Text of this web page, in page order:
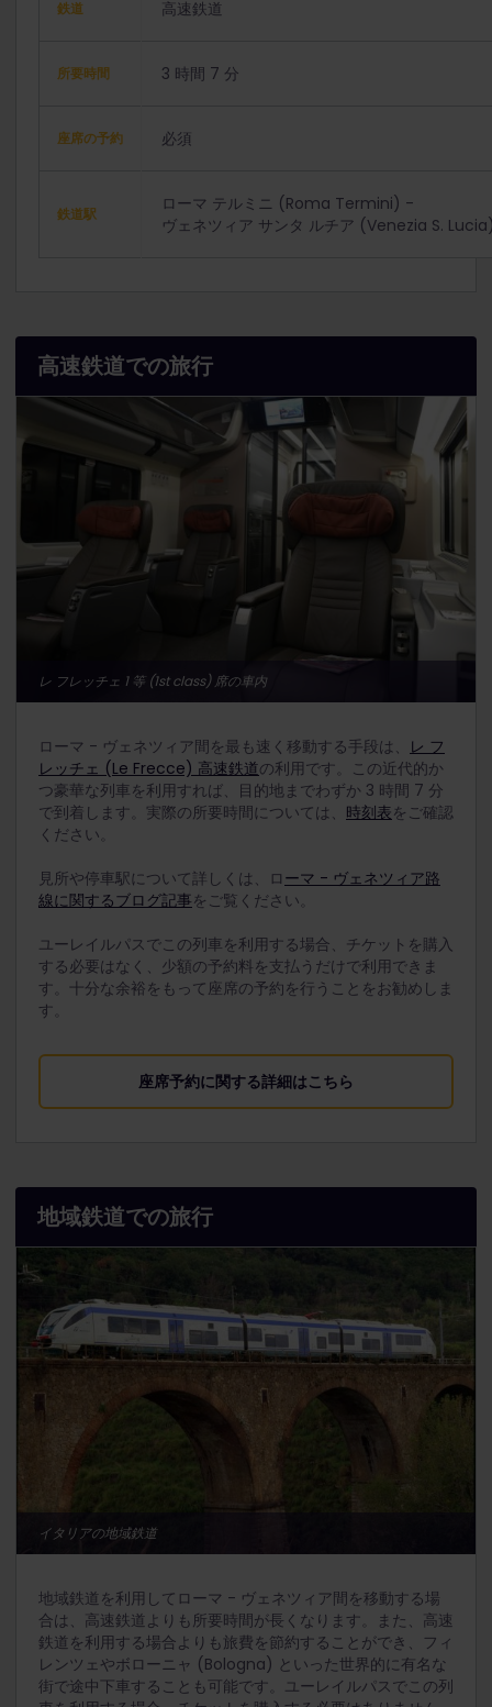
鉄道 高速鉄道
所要時間 3 時間 7 分
座席の予約 必須
鉄道駅
ローマ テルミニ (Roma Termini) -
ヴェネツィア サンタ ルチア (Venezia S.
高速鉄道での旅行
レ フレッチェ 1 等 (1st class) 席の車内
ローマ - ヴェネツィア間を最も速く移動する手段は、 レ フ
レッチェ (Le Frecce) 高速鉄道の利用です。この近代的か
つ豪華な列車を利用すれば、目的地までわずか 3 時間 7 分
で到着します。実際の所要時間については、 時刻表をご確認
ください。
見所や停車駅について詳しくは、ロ ーマ - ヴェネツィア路
線に関するブログ記事をご覧ください。
ユーレイルパスでこの列車を利用する場合、チケットを購入
する必要はなく、少額の予約料を支払うだけで利用できま
す。十分な余裕をもって座席の予約を行うことをお勧めしま
す。
座席予約に関する詳細はこちら
地域鉄道での旅行
イタリアの地域鉄道
地域鉄道を利用してローマ - ヴェネツィア間を移動する場
合は、高速鉄道よりも所要時間が長くなります。また、高速
鉄道を利用する場合よりも旅費を節約することができ、フィ
レンツェやボローニャ (Bologna) といった世界的に有名な
街で途中下車することも可能です。ユーレイルパスでこの列